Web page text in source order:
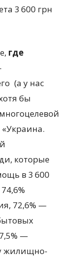
3 600 грн
где
(а у нас
бы
которые
в 3 600
72,6% —
—
жилищно-